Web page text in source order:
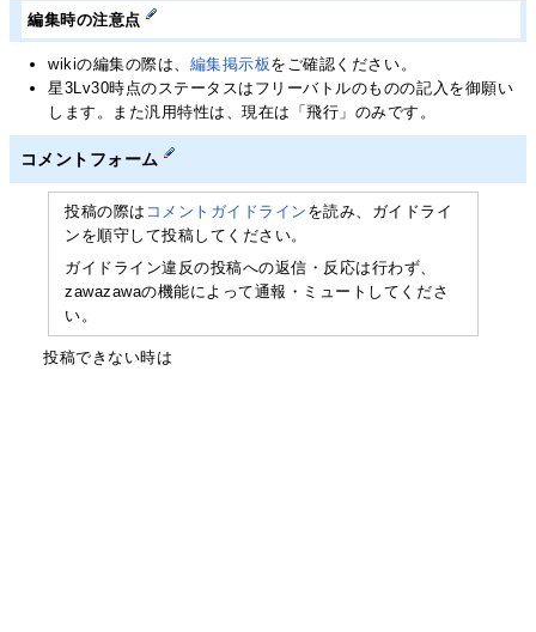
編集時の注意点
wikiの編集の際は、 編集掲示板をご確認ください。
星3Lv30時点のステータスはフリーバトルのものの記入を御願い
します。また汎用特性は、現在は「飛行」のみです。
コメントフォーム
投稿の際は コメントガイドライン を読み、ガイドライ
ンを順守して投稿してください。
ガイドライン違反の投稿への返信・反応は行わず、
zawazawaの機能によって通報・ミュートしてくださ
い。
投稿できない時は